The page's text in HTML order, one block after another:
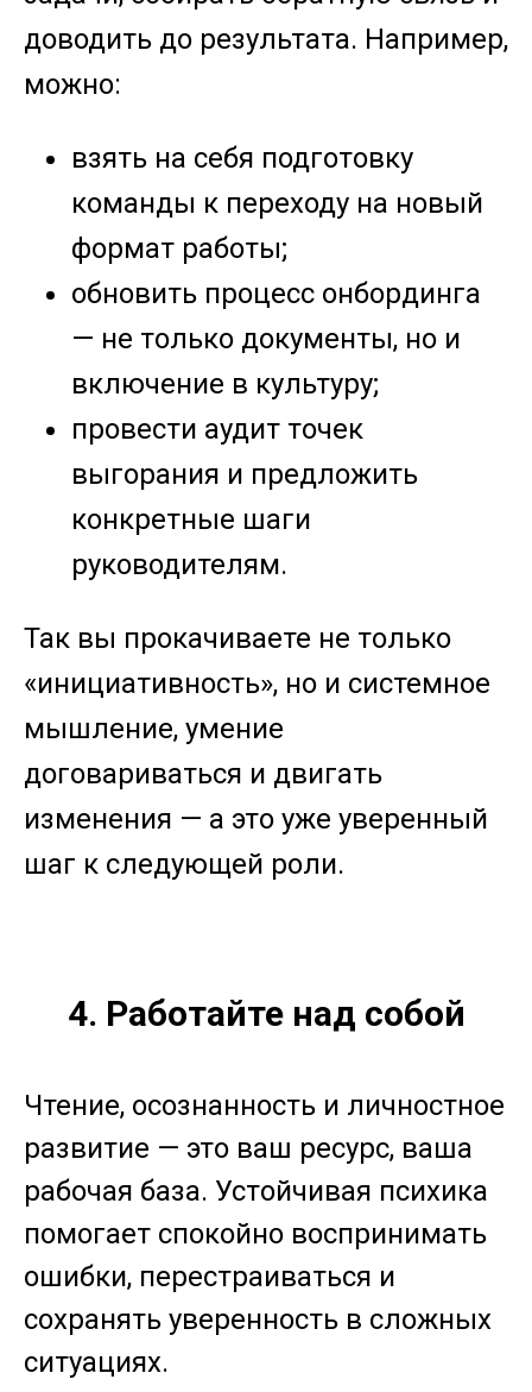
доводить до результата. Например,
можно:
взять на себя подготовку
команды к переходу на новый
формат работы;
обновить процесс онбординга
— не только документы, но и
включение в культуру;
провести аудит точек
выгорания и предложить
конкретные шаги
руководителям.
Так вы прокачиваете не только
«инициативность», но и системное
мышление, умение
договариваться и двигать
изменения — а это уже уверенный
шаг к следующей роли.
4. Работайте над собой
Чтение, осознанность и личностное
развитие — это ваш ресурс, ваша
рабочая база. Устойчивая психика
помогает спокойно воспринимать
ошибки, перестраиваться и
сохранять уверенность в сложных
ситуациях.